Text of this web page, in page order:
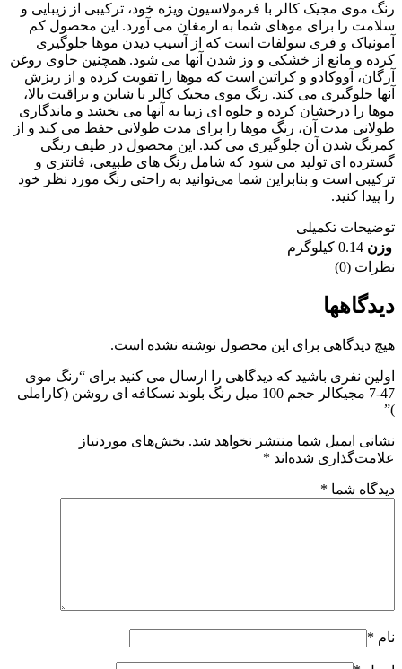
موی مجیک کالر با فرمولاسیون ویژه خود، ترکیبی از زیبایی و
را برای موهای شما به ارمغان می‌ آورد. این محصول کم
و فری سولفات است که از آسیب دیدن موها جلوگیری
و مانع از خشکی و وز شدن آنها می‌ شود. همچنین حاوی روغن
آووکادو و کراتین است که موها را تقویت کرده و از ریزش
جلوگیری می‌ کند. رنگ موی مجیک کالر با شاین و براقیت بالا،
را درخشان کرده و جلوه‌ ای زیبا به آنها می‌ بخشد و ماندگاری
مدت آن، رنگ موها را برای مدت طولانی حفظ می‌ کند و از
شدن آن جلوگیری می‌ کند. این محصول در طیف رنگی
ای تولید می‌ شود که شامل رنگ‌ های طبیعی، فانتزی و
است و بنابراین شما می‌توانید به راحتی رنگ مورد نظر خود
کنید.
تکمیلی
0.14 کیلوگرم
(0)
دیدگاهی برای این محصول نوشته نشده است.
نفری باشید که دیدگاهی را ارسال می کنید برای “رنگ موی
47-7 مجیکالر حجم 100 میل رنگ بلوند نسکافه ای روشن (کاراملی
ایمیل شما منتشر نخواهد شد. بخش‌های موردنیاز
شده‌اند*
شما*
*